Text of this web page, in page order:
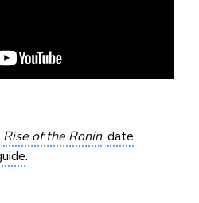
Rise of the Ronin,date
.